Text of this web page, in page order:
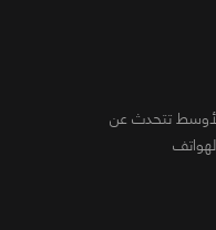
تتحدث عن